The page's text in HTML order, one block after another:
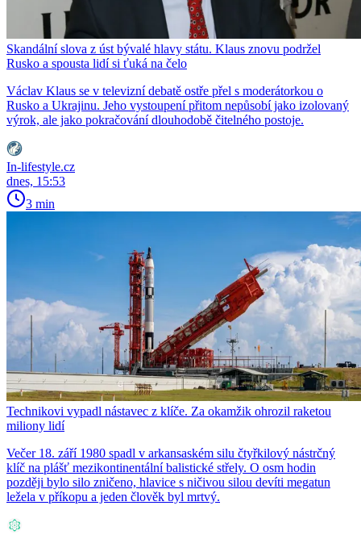
Skandální slova z úst bývalé hlavy státu. Klaus znovu podržel
Rusko a spousta lidí si ťuká na čelo
Václav Klaus se v televizní debatě ostře přel s moderátorkou o
Rusko a Ukrajinu. Jeho vystoupení přitom nepůsobí jako izolovaný
výrok, ale jako pokračování dlouhodobě čitelného postoje.
In-lifestyle.cz
dnes, 15:53
3 min
Technikovi vypadl nástavec z klíče. Za okamžik ohrozil raketou
miliony lidí
Večer 18. září 1980 spadl v arkansaském silu čtyřkilový nástrčný
klíč na plášť mezikontinentální balistické střely. O osm hodin
později bylo silo zničeno, hlavice s ničivou silou devíti megatun
ležela v příkopu a jeden člověk byl mrtvý.